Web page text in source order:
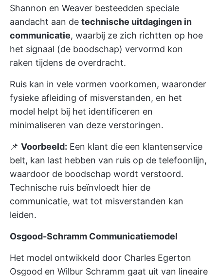
Shannon en Weaver besteedden speciale
aandacht aan de technische uitdagingen in
communicatie, waarbij ze zich richtten op hoe
het signaal (de boodschap) vervormd kon
raken tijdens de overdracht.
Ruis kan in vele vormen voorkomen, waaronder
fysieke afleiding of misverstanden, en het
model helpt bij het identificeren en
minimaliseren van deze verstoringen.
📌 Voorbeeld: Een klant die een klantenservice
belt, kan last hebben van ruis op de telefoonlijn,
waardoor de boodschap wordt verstoord.
Technische ruis beïnvloedt hier de
communicatie, wat tot misverstanden kan
leiden.
Osgood-Schramm Communicatiemodel
Het model ontwikkeld door Charles Egerton
Osgood en Wilbur Schramm gaat uit van lineaire